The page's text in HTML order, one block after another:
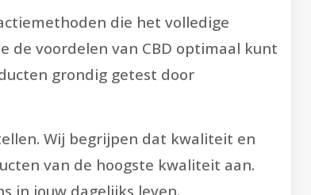
die het volledige
de voordelen van CBD optimaal kunt
grondig getest door
Wij begrijpen dat kwaliteit en
van de hoogste kwaliteit aan.
in jouw dagelijks leven.